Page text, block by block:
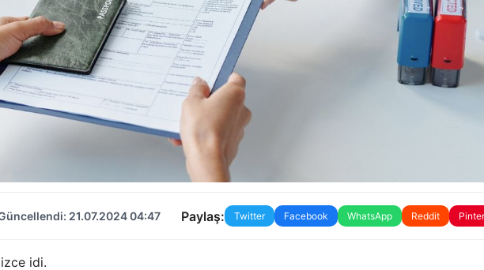
21.07.2024 04:47 Paylaş: Twitter Facebook WhatsApp Reddit
idi.